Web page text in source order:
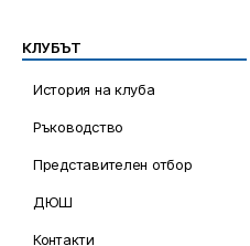
КЛУБЪТ
История на клуба
Ръководство
Представителен отбор
ДЮШ
Контакти